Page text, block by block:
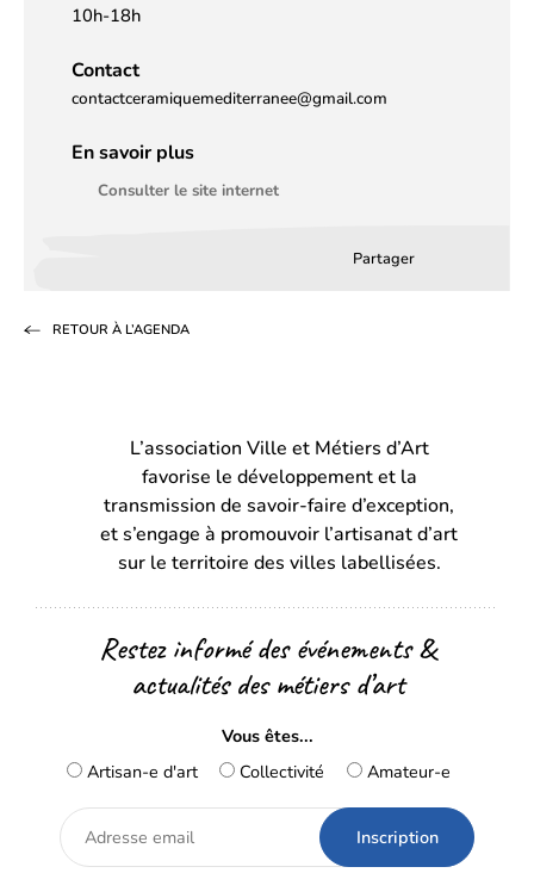
10h-18h
Contact
contactceramiquemediterranee@gmail.com
En savoir plus
Consulter le site internet
Partager
un
onglet)onglet)
RETOUR À L’AGENDA
L’association Ville et Métiers d’Art
favorise le développement et la
transmission de savoir-faire d’exception,
et s’engage à promouvoir l’artisanat d’art
sur le territoire des villes labellisées.
Restez informé des événements &
actualités des métiers d’art
Vous êtes...
Artisan-e d'art
Collectivité Amateur-e
Adresse
email